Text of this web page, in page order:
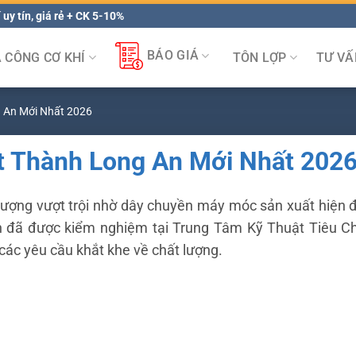
tín, giá rẻ + CK 5-10%
CÔNG CƠ KHÍ BÁO GIÁ TÔN LỢP TƯ
Mới Nhất 2026
Thành Long An Mới Nhất
vượt trội nhờ dây chuyền máy móc sản xuất hiện
được kiểm nghiệm tại Trung Tâm Kỹ Thuật Tiêu
yêu cầu khắt khe về chất lượng.